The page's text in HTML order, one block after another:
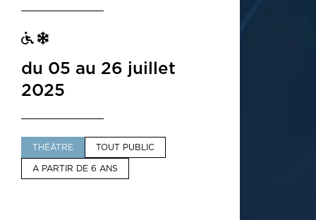
du 05 au 26 juillet
2025
THÉÂTRE
TOUT PUBLIC
A PARTIR DE 6 ANS